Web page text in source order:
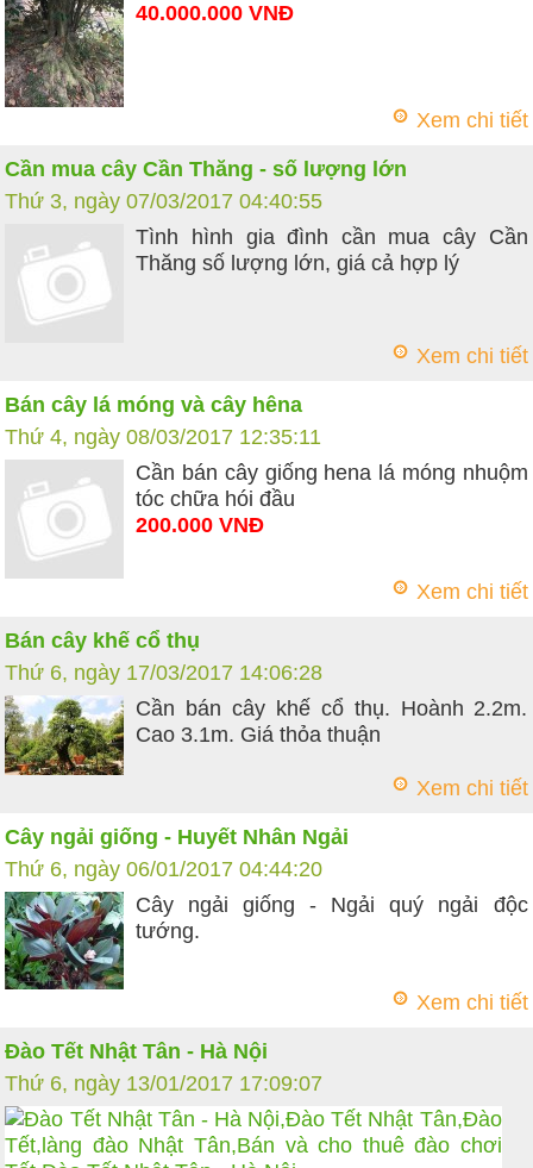
40.000.000 VNĐ
Xem chi tiết
Cần mua cây Cần Thăng - số lượng lớn
Thứ 3, ngày 07/03/2017 04:40:55
Tình hình gia đình cần mua cây Cần
Thăng số lượng lớn, giá cả hợp lý
Xem chi tiết
Bán cây lá móng và cây hêna
Thứ 4, ngày 08/03/2017 12:35:11
Cần bán cây giống hena lá móng nhuộm
tóc chữa hói đầu
200.000 VNĐ
Xem chi tiết
Bán cây khế cổ thụ
Thứ 6, ngày 17/03/2017 14:06:28
Cần bán cây khế cổ thụ. Hoành 2.2m.
Cao 3.1m. Giá thỏa thuận
Xem chi tiết
Cây ngải giống - Huyết Nhân Ngải
Thứ 6, ngày 06/01/2017 04:44:20
Cây ngải giống - Ngải quý ngải độc
tướng.
Xem chi tiết
Đào Tết Nhật Tân - Hà Nội
Thứ 6, ngày 13/01/2017 17:09:07